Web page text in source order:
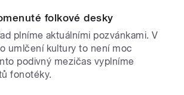
folkové desky
plníme aktuálními pozvánkami. V
umlčení kultury to není moc
podivný mezičas vyplníme
fonotéky.